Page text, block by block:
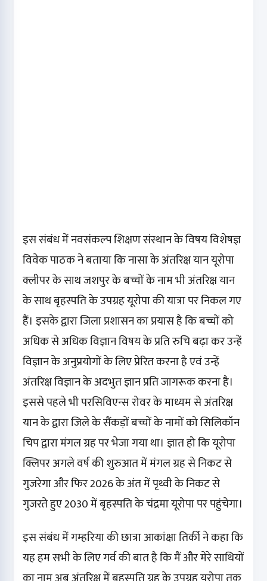
इस संबंध में नवसंकल्प शिक्षण संस्थान के विषय विशेषज्ञ
विवेक पाठक ने बताया कि नासा के अंतरिक्ष यान यूरोपा
क्लीपर के साथ जशपुर के बच्चों के नाम भी अंतरिक्ष यान
के साथ बृहस्पति के उपग्रह यूरोपा की यात्रा पर निकल गए
हैं। इसके द्वारा जिला प्रशासन का प्रयास है कि बच्चों को
अधिक से अधिक विज्ञान विषय के प्रति रुचि बढ़ा कर उन्हें
विज्ञान के अनुप्रयोगों के लिए प्रेरित करना है एवं उन्हें
अंतरिक्ष विज्ञान के अदभुत ज्ञान प्रति जागरूक करना है।
इससे पहले भी परसिविएन्स रोवर के माध्यम से अंतरिक्ष
यान के द्वारा जिले के सैंकड़ों बच्चों के नामों को सिलिकॉन
चिप द्वारा मंगल ग्रह पर भेजा गया था। ज्ञात हो कि यूरोपा
क्लिपर अगले वर्ष की शुरुआत में मंगल ग्रह से निकट से
गुजरेगा और फिर 2026 के अंत में पृथ्वी के निकट से
गुजरते हुए 2030 में बृहस्पति के चंद्रमा यूरोपा पर पहुंचेगा।
इस संबंध में गम्हरिया की छात्रा आकांक्षा तिर्की ने कहा कि
यह हम सभी के लिए गर्व की बात है कि मैं और मेरे साथियों